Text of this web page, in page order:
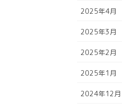
2025年4月
2025年3月
2025年2月
2025年1月
2024年12月